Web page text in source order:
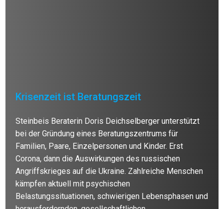
Krisenzeit ist Beratungszeit
Steinbeis Beraterin Doris Deichselberger unterstützt
bei der Gründung eines Beratungszentrums für
Familien, Paare, Einzelpersonen und Kinder. Erst
Corona, dann die Auswirkungen des russischen
Angriffskrieges auf die Ukraine. Zahlreiche Menschen
kämpfen aktuell mit psychischen
Belastungssituationen, schwierigen Lebensphasen und